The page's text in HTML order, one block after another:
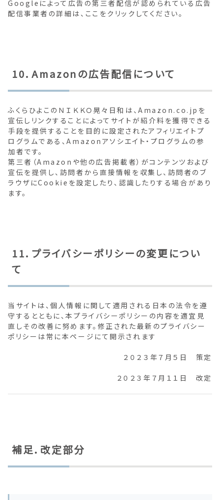
Googleによって広告の第三者配信が認められている広告
配信事業者の詳細は、ここをクリックしてください。
10．Amazonの広告配信について
ふくらひよこのＮＩＫＫＯ晃々日和は、Amazon.co.jpを
宣伝しリンクすることによってサイトが紹介料を獲得できる
手段を提供することを目的に設定されたアフィリエイトプ
ログラムである、Amazonアソシエイト・プログラムの参
加者です。
第三者（Amazonや他の広告掲載者）がコンテンツおよび
宣伝を提供し、訪問者から直接情報を収集し、訪問者のブ
ラウザにCookieを設定したり、認識したりする場合があり
ます。
11．プライバシーポリシーの変更につい
て
当サイトは、個人情報に関して適用される日本の法令を遵
守するとともに、本プライバシーポリシーの内容を適宜見
直しその改善に努めます。修正された最新のプライバシー
ポリシーは常に本ページにて開示されます
２０２３年７月５日 策定
２０２３年７月１１日 改定
補足．改定部分